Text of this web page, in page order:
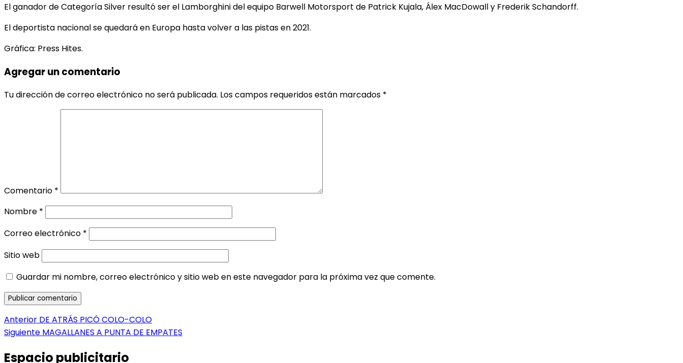
El ganador de Categoría Silver resultó ser el Lamborghini del equipo Barwell Motorsport de Patrick Kujala, Álex MacDowall y Frederik Schandorff.
El deportista nacional se quedará en Europa hasta volver a las pistas en 2021.
Gráfica: Press Hites.
Agregar un comentario
Tu dirección de correo electrónico no será publicada. Los campos requeridos están marcados *
Comentario *
Nombre *
Correo electrónico *
Sitio web
Guardar mi nombre, correo electrónico y sitio web en este navegador para la próxima vez que comente.
Navegación
de
entradas
Anterior Entrada
anterior:
DE ATRÁS PICÓ COLO-COLO
Siguiente Entrada
MAGALLANES A PUNTA DE EMPATES
Espacio publicitario